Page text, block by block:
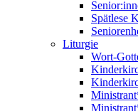
Spätlese
Liturgie
Wort-